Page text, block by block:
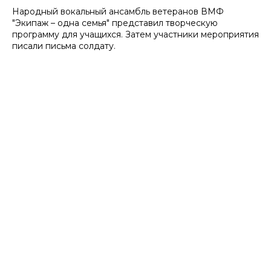
Народный вокальный ансамбль ветеранов ВМФ
"Экипаж – одна семья" представил творческую
программу для учащихся. Затем участники мероприятия
писали письма солдату.